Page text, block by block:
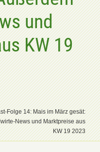
und
KW 19
Folge 14: Mais im März gesät:
News und Marktpreise aus
KW 19 2023